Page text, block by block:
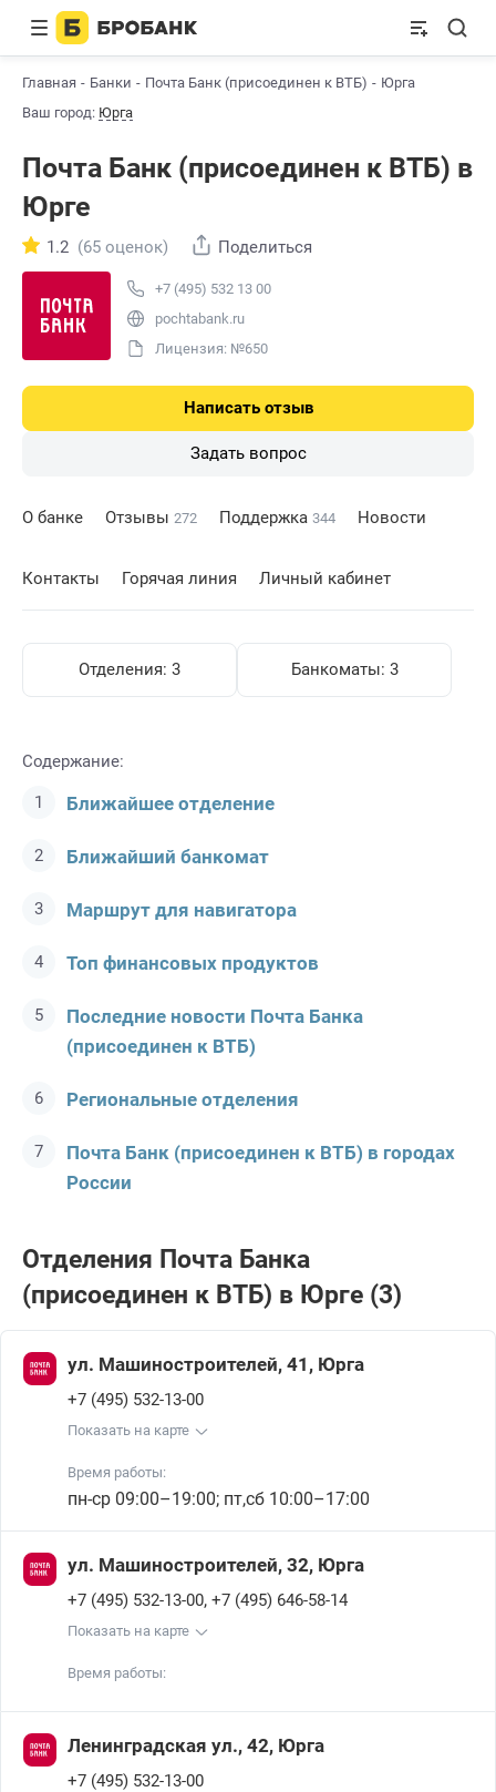
Главная Банки Почта Банк (присоединен к ВТБ)
Юрга
Ваш город: Юрга
Почта Банк (присоединен к ВТБ) в
Юрге
+7 (495) 532 13 00
pochtabank.ru
Лицензия: №650
1.2 (65 оценок) Поделиться
Написать отзыв
Задать вопрос
О банке Отзывы 272 Поддержка 344 Новости
Контакты Горячая линия Личный кабинет
Отделения: 3 Банкоматы: 3
Содержание:
Ближайшее отделение
Ближайший банкомат
Маршрут для навигатора
Топ финансовых продуктов
Последние новости Почта Банкa
(присоединен к ВТБ)
Региональные отделения
Почта Банк (присоединен к ВТБ) в городах
России
Отделения Почта Банкa
(присоединен к ВТБ) в Юрге (3)
ул. Машиностроителей, 41, Юрга
+7 (495) 532-13-00
Показать на карте
Время работы:
пн-ср 09:00–19:00; пт,сб 10:00–17:00
ул. Машиностроителей, 32, Юрга
+7 (495) 532-13-00, +7 (495) 646-58-14
Показать на карте
Время работы:
Ленинградская ул., 42, Юрга
+7 (495) 532-13-00